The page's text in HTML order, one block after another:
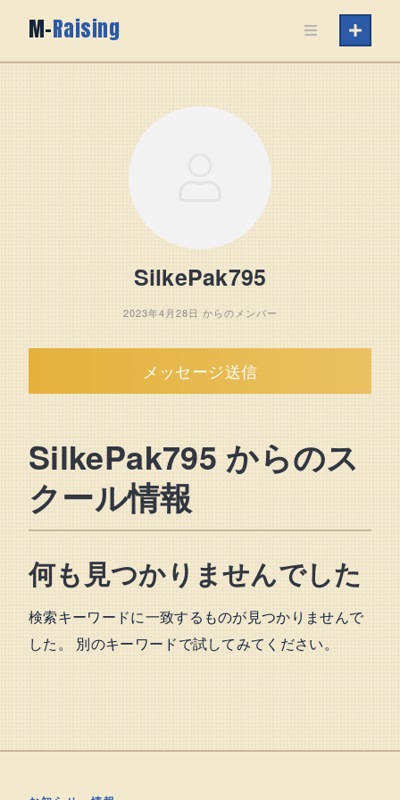
M-Raising
SilkePak795
2023年4月28日 からのメンバー
メッセージ送信
SilkePak795 からのス
クール情報
何も見つかりませんでした
検索キーワードに一致するものが見つかりませんで
した。 別のキーワードで試してみてください。